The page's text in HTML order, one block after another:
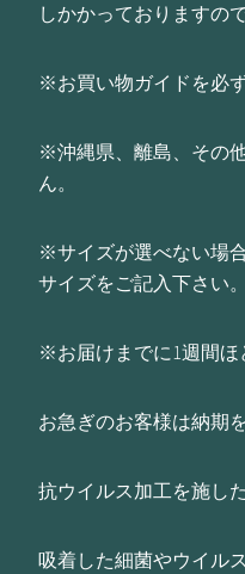
しかかっておりますの
※お買い物ガイドを必
※沖縄県、離島、その
ん。
※サイズが選べない場
サイズをご記入下さい。
※お届けまでに1週間ほ
お急ぎのお客様は納期
抗ウイルス加工を施し
吸着した細菌やウイル